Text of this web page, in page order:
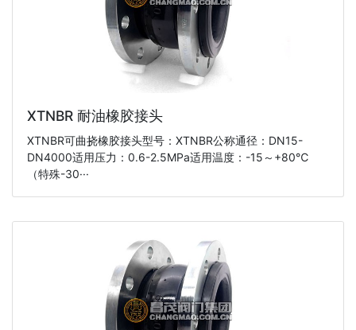
XTNBR 耐油橡胶接头
XTNBR可曲挠橡胶接头型号：XTNBR公称通径：DN15-
DN4000适用压力：0.6-2.5MPa适用温度：-15～+80℃
（特殊-30···